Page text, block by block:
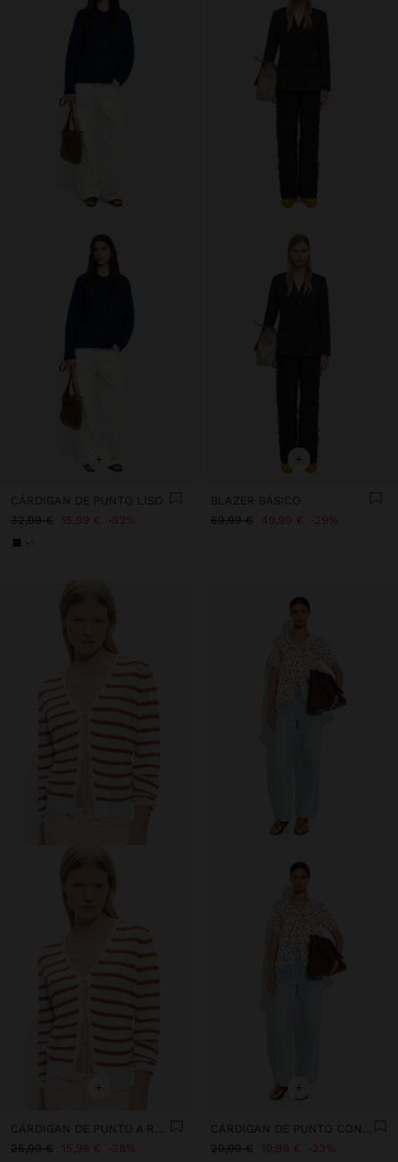
+
CÁRDIGAN DE PUNTO LISO
32,99 €
15,99 € 52%
+
BLAZER BÁSICO
69,99 €
49,99 € 29%
+
CÁRDIGAN DE PUNTO A RAYAS
25,99 €
15,99 € 38%
+
CÁRDIGAN DE PUNTO CON ESTAMPADO FLORAL
29,99 €
19,99 € 33%